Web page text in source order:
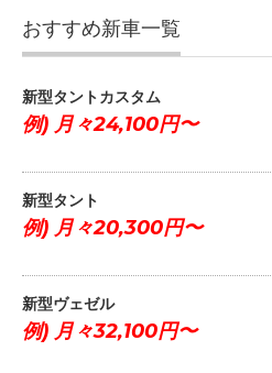
おすすめ新車一覧
新型タントカスタム
例) 月々24,100円〜
新型タント
例) 月々20,300円〜
新型ヴェゼル
例) 月々32,100円〜